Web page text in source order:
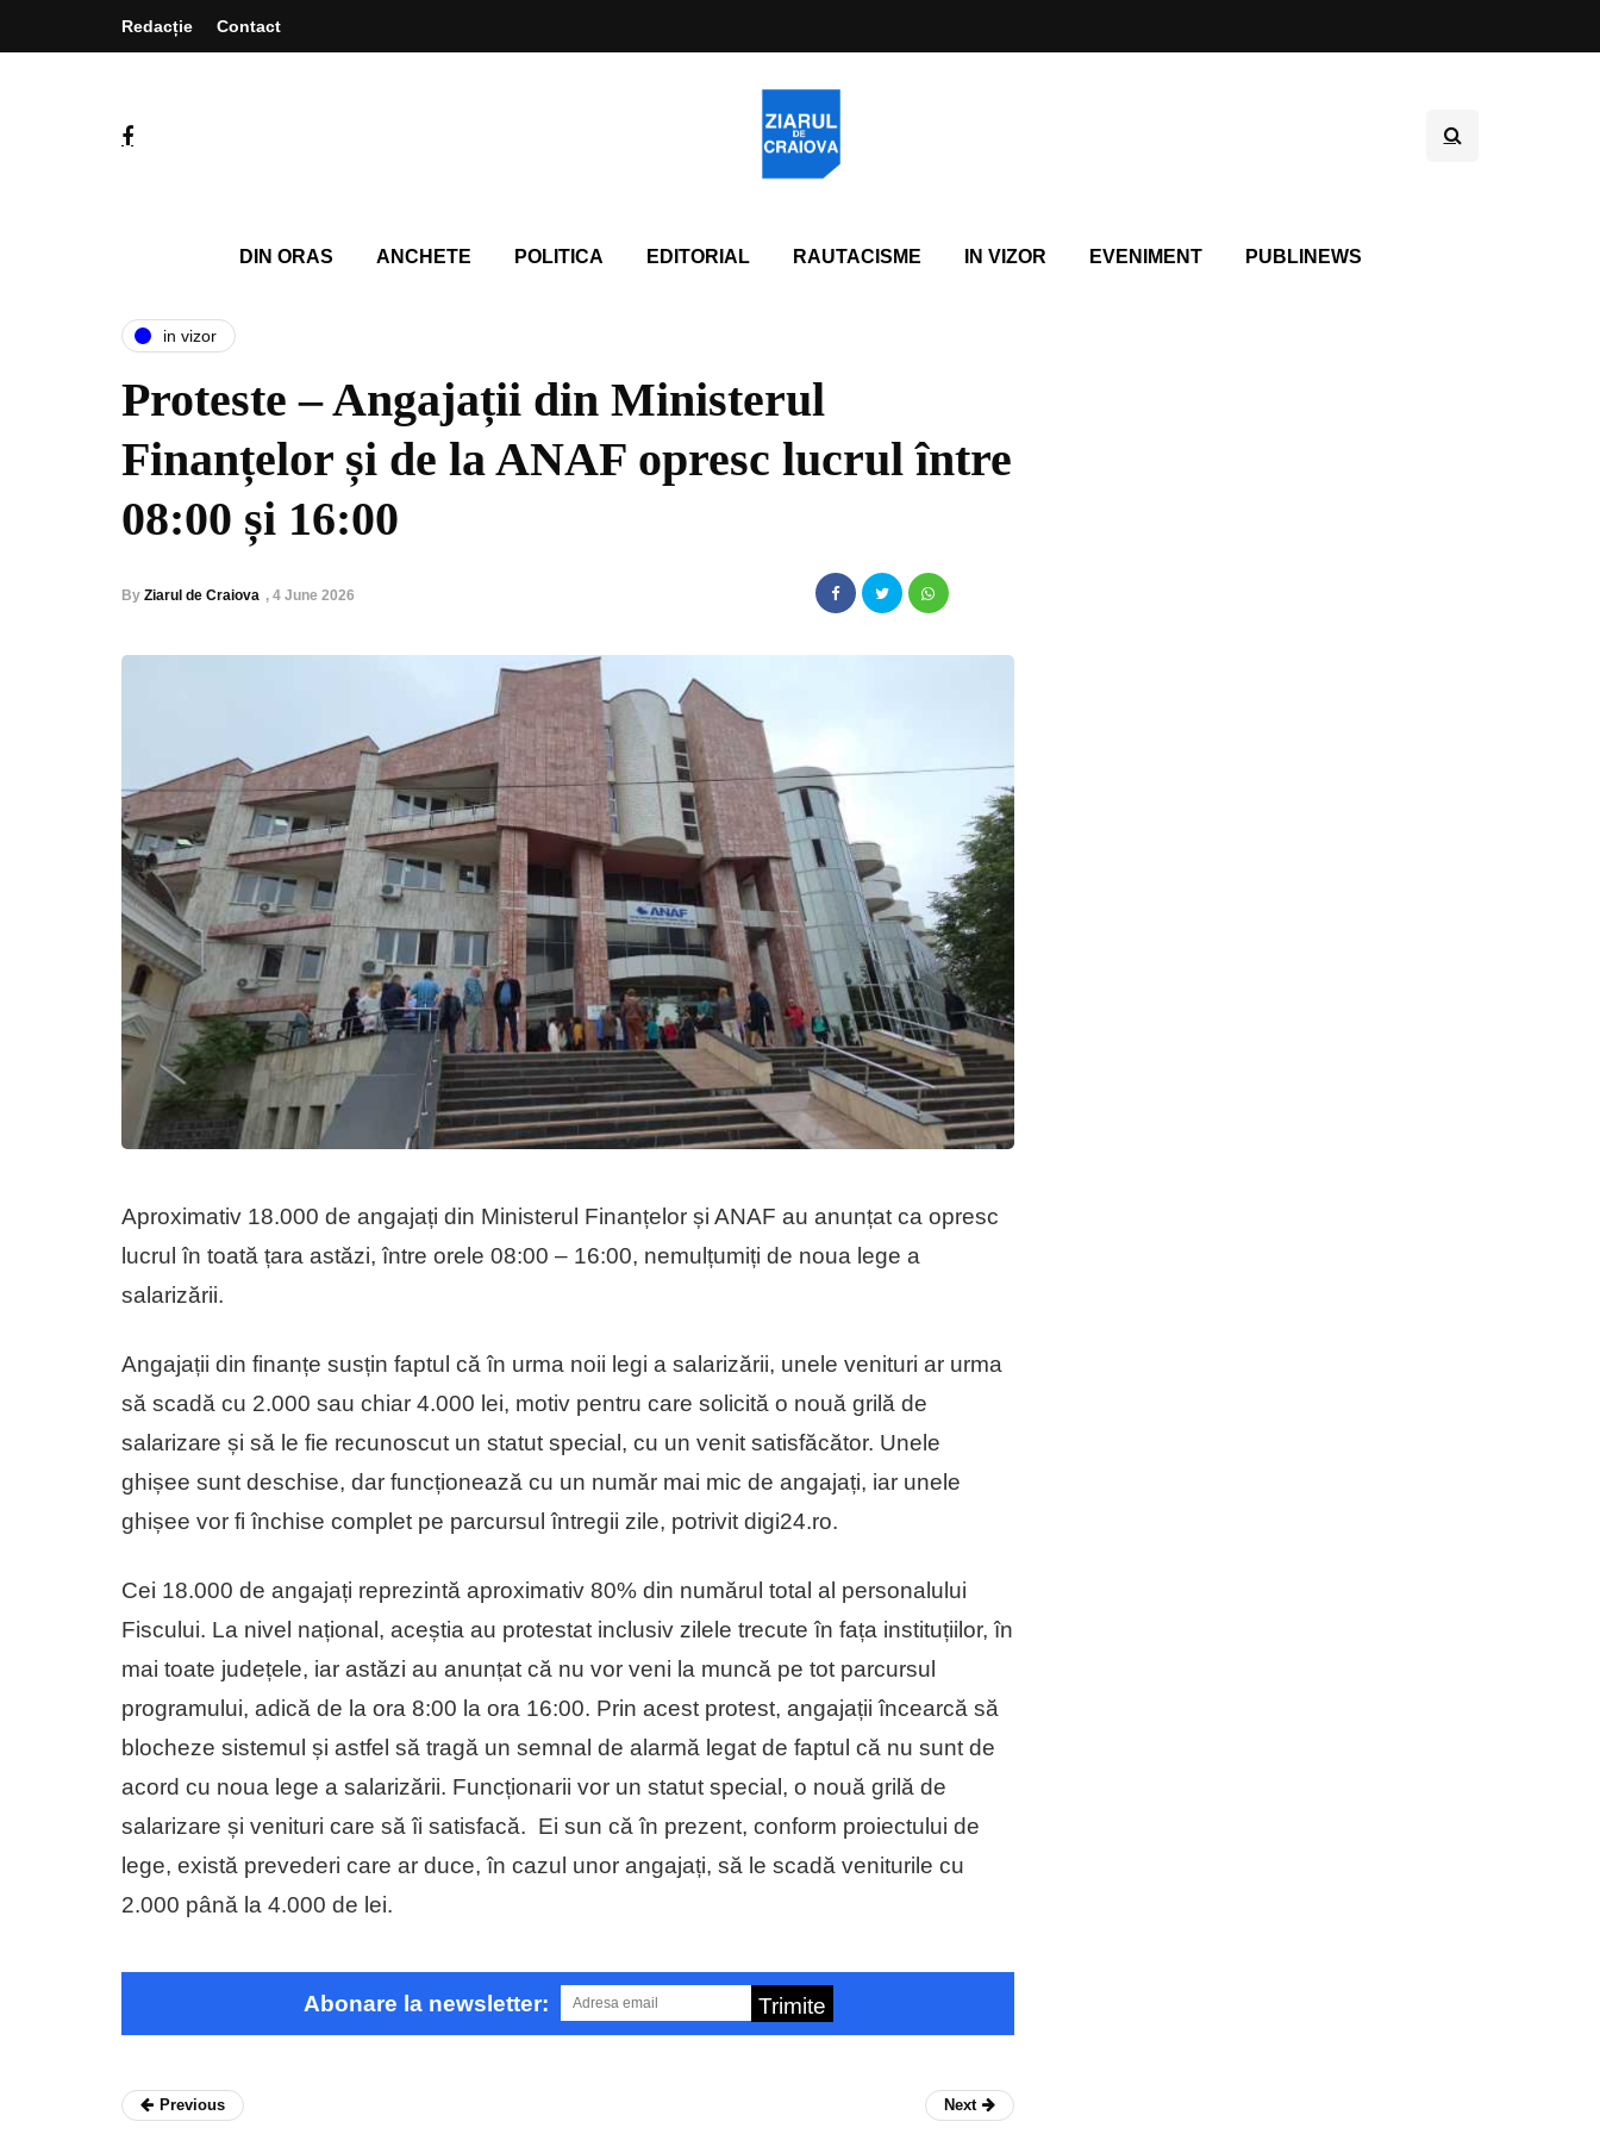
Redacție Contact
DIN ORAS ANCHETE POLITICA EDITORIAL RAUTACISME IN VIZOR EVENIMENT PUBLINEWS
in vizor
Proteste – Angajații din Ministerul
Finanțelor și de la ANAF opresc lucrul între
08:00 și 16:00
By Ziarul de Craiova , 4 June 2026
Aproximativ 18.000 de angajați din Ministerul Finanțelor și ANAF au anunțat ca opresc
lucrul în toată țara astăzi, între orele 08:00 – 16:00, nemulțumiți de noua lege a
salarizării.
Angajații din finanțe susțin faptul că în urma noii legi a salarizării, unele venituri ar urma
să scadă cu 2.000 sau chiar 4.000 lei, motiv pentru care solicită o nouă grilă de
salarizare și să le fie recunoscut un statut special, cu un venit satisfăcător. Unele
ghișee sunt deschise, dar funcționează cu un număr mai mic de angajați, iar unele
ghișee vor fi închise complet pe parcursul întregii zile, potrivit digi24.ro.
Cei 18.000 de angajați reprezintă aproximativ 80% din numărul total al personalului
Fiscului. La nivel național, aceștia au protestat inclusiv zilele trecute în fața instituțiilor, în
mai toate județele, iar astăzi au anunțat că nu vor veni la muncă pe tot parcursul
programului, adică de la ora 8:00 la ora 16:00. Prin acest protest, angajații încearcă să
blocheze sistemul și astfel să tragă un semnal de alarmă legat de faptul că nu sunt de
acord cu noua lege a salarizării. Funcționarii vor un statut special, o nouă grilă de
salarizare și venituri care să îi satisfacă. Ei sun că în prezent, conform proiectului de
lege, există prevederi care ar duce, în cazul unor angajați, să le scadă veniturile cu
2.000 până la 4.000 de lei.
Abonare la newsletter: Trimite
Previous Next